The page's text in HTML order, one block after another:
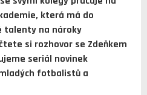
která má do
talenty na nároky
si rozhovor se Zdeňkem
seriál novinek
fotbalistů a